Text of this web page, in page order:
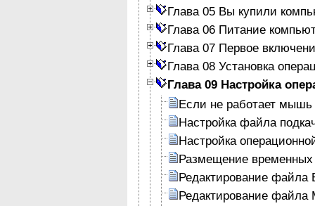
Глава 05 Вы купили
Глава 06 Питание
Глава 07 Первое
Глава 08 Установка
Глава 09 Настройка
Если не работает мышь
Настройка файла
Настройка
Размещение
Редактирование файла
Редактирование файла